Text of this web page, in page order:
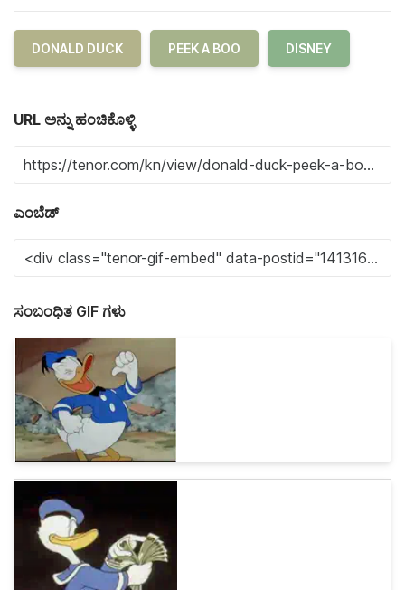
DONALD DUCK PEEK A BOO DISNEY
URL ಅನ್ನು ಹಂಚಿಕೊಳ್ಳಿ
ಎಂಬೆಡ್
ಸಂಬಂಧಿತ GIF ಗಳು